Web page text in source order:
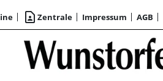
contact_page Zentrale Impressum AGB